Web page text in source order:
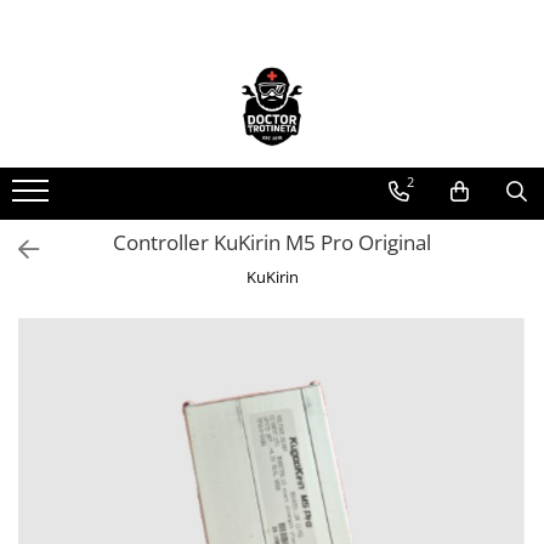
Toate produsele
Piese de schimb
https://www.doctortrotineta.ro/electrica
Acceleratie
Controller
2
Controller KuKirin M5 Pro Original
KuKirin